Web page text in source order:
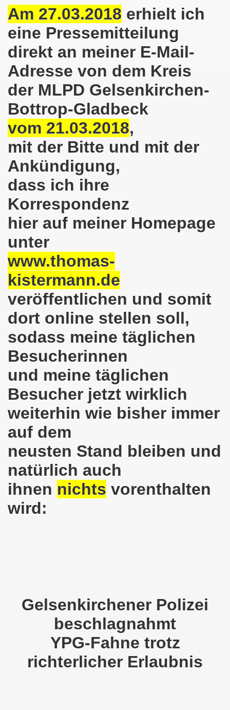
Am 27.03.2018 erhielt ich
eine Pressemitteilung
direkt an meiner E-Mail-
Adresse von dem Kreis
der MLPD Gelsenkirchen-
Bottrop-Gladbeck
vom 21.03.2018,
mit der Bitte und mit der
Ankündigung,
dass ich ihre
Korrespondenz
hier auf meiner Homepage
unter
www.thomas-
kistermann.de
veröffentlichen und somit
dort online stellen soll,
sodass meine täglichen
Besucherinnen
und meine täglichen
Besucher jetzt wirklich
weiterhin wie bisher immer
auf dem
neusten Stand bleiben und
natürlich auch
ihnen nichts vorenthalten
wird:
Gelsenkirchener Polizei
beschlagnahmt
YPG-Fahne trotz
richterlicher Erlaubnis
zur Kommunalwahl am 14.09.2025 hier bei uns in
eine einzigartige Demonstration am 08.09.2025 hier bei
Gelsenkirchen am 08.09.2025 um 17.30 Uhr,
21 Jahre Gelsenkirchener Montagsdemo-
in Gelsenkirchen und es ist zeitgleich am
Bewegung hier bei uns in der Gelsenkirchener
Gelsenkirchener(innen) spenden 523,20 Euro
Montagsdemo-Bewegung am 12.05.2025 am Platz der
Montagsdemo-Bewegung am 14.04.2025 auf dem
Bewegung am 10.03.2025 am Platz der
am 03.02.2025 gegen Rechts in
Bewegung Gelsenkirchen am 13.01.2025 am Platz
Bewegung am 11.11.2024: Solidarität mit dem
solidarisiert sich am 14.10.2024 mit dem Volk
Volk und mit dem libanesischen Volk!
Eisenach: Zeichen gegen Sozialkahlschlag und
Montagsdemonstration am 12.08.2024 - eine
Gelsenkirchen am 12.08.2024 ab 17.30 Uhr - am Platz
am 08.07.2024 Protest gegen Armut,
der Bundesweiten Montagsdemo-
Gelsenkirchener Montagsdemo-Bewegung am
am 13.05.2024 um 17.30 Uhr auf dem
Bewegung am 08.04.2024 auf dem Heinrich-König-
ruft auf am 11.03.2024 zum Jahrestag
Bewegung: Protest gegen Arbeitsplatzvernichtung
gegen Kundgebung und gegen Frank Oettler